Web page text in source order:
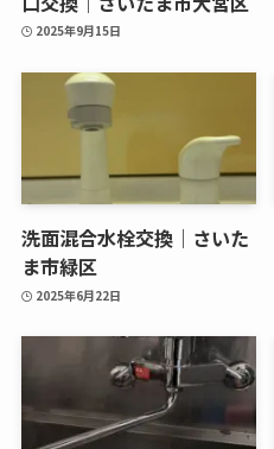
2025年9月15日
洗面混合水栓交換｜さいた
ま市緑区
2025年6月22日